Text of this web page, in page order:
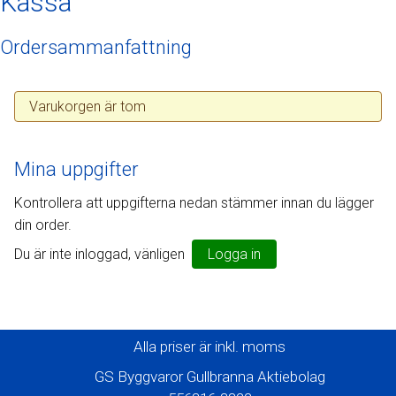
Ordersammanfattning
Varukorgen är tom
Mina uppgifter
Kontrollera att uppgifterna nedan stämmer innan du lägger
din order.
Du är inte inloggad, vänligen
Logga in
Alla priser är inkl. moms
GS Byggvaror Gullbranna Aktiebolag